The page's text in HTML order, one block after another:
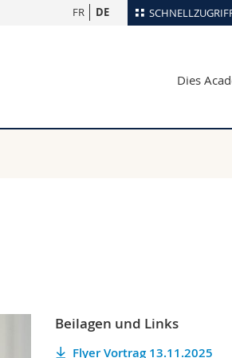
Webmail
FR DE
Dies
Beilagen und Links
Flyer Vortrag 13.11.2025